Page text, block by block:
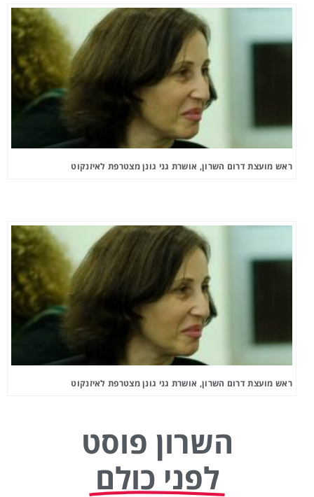
ראש מועצת דרום השרון, אושרת גני גונן מצטרפת לאיזנקוט
ראש מועצת דרום השרון, אושרת גני גונן מצטרפת לאיזנקוט
השרון פוסט
לפני כולם